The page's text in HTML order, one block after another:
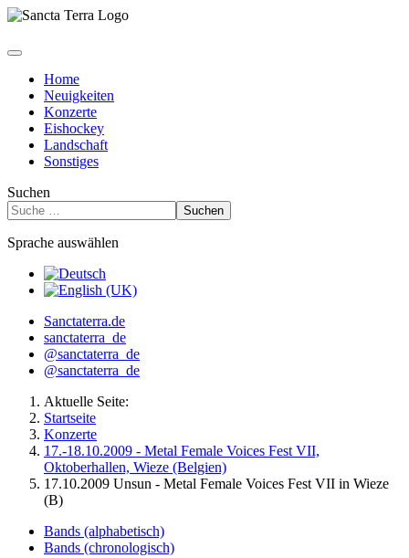
Home
Neuigkeiten
Konzerte
Eishockey
Landschaft
Sonstiges
Suchen
Suchen
Sprache auswählen
Sanctaterra.de
sanctaterra_de
@sanctaterra_de
@sanctaterra_de
Aktuelle Seite:
Startseite
Konzerte
17.-18.10.2009 - Metal Female Voices Fest VII,
Oktoberhallen, Wieze (Belgien)
17.10.2009 Unsun - Metal Female Voices Fest VII in Wieze
(B)
Bands (alphabetisch)
Bands (chronologisch)